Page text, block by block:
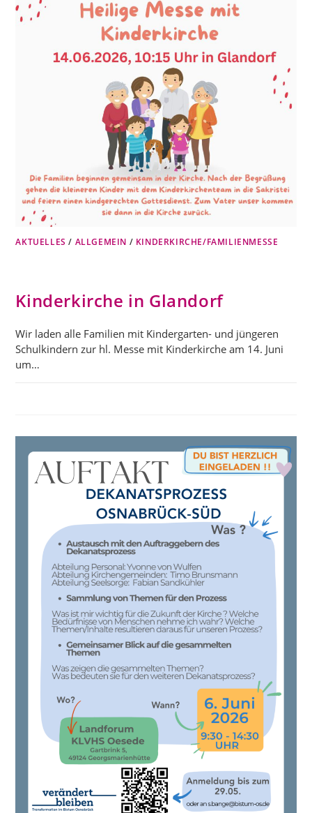
AKTUELLES / ALLGEMEIN / KINDERKIRCHE/FAMILIENMESSE
Kinderkirche in Glandorf
Wir laden alle Familien mit Kindergarten- und jüngeren
Schulkindern zur hl. Messe mit Kinderkirche am 14. Juni
um…